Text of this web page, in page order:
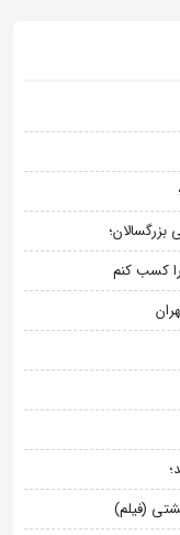
کسب کنم
(فیلم)